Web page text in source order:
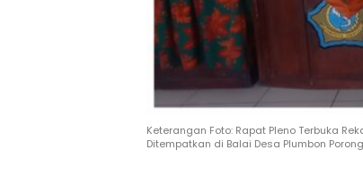
Keterangan Foto: Rapat Pleno Terbuka
Ditempatkan di Balai Desa Plumbon